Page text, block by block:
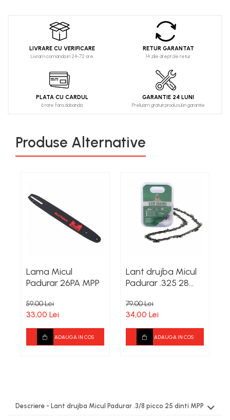
LIVRARE CU VERIFICARE
Livram comanda in 24-72 ore
RETUR GARANTAT
14 zile drept de retur
PLATA CU CARDUL
6 rate fara dobanda
GARANTIE 24 LUNI
Preluam gratuit produsul in garantie
Produse Alternative
Lama Micul
Padurar 26PA MPP
59,00 Lei
33,00 Lei
ADAUGA IN COS
Lant drujba Micul
Padurar .325 28
79,00 Lei
34,00 Lei
ADAUGA IN COS
Descriere - Lant drujba Micul Padurar .3/8 picco 25 dinti MPP